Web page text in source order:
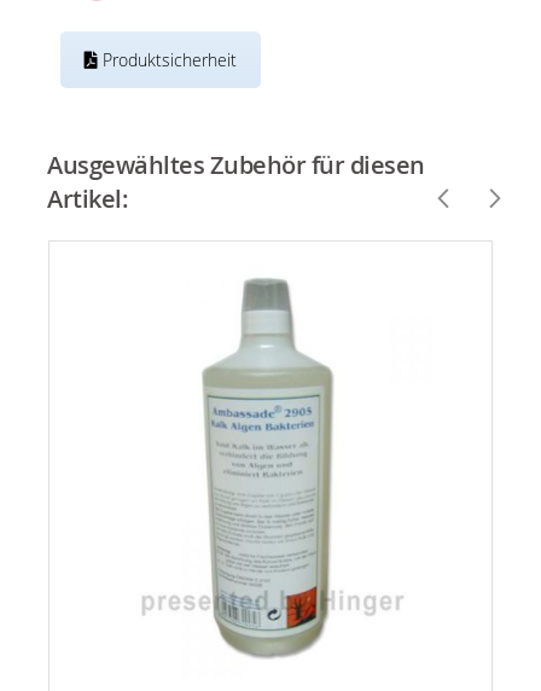
Produktsicherheit
Ausgewähltes Zubehör für diesen
Artikel: